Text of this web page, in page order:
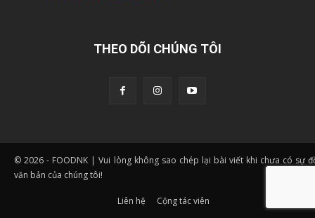
THEO DÕI CHÚNG TÔI
© 2026 - FOODNK | Vui lòng không sao chép lại bài viết khi chưa có sự
văn bản của chúng tôi!
Liên hệ Cộng tác viên